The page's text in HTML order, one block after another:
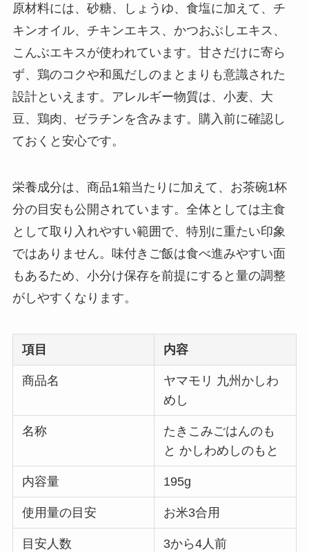
原材料には、砂糖、しょうゆ、食塩に加えて、チ
キンオイル、チキンエキス、かつおぶしエキス、
こんぶエキスが使われています。甘さだけに寄ら
ず、鶏のコクや和風だしのまとまりも意識された
設計といえます。アレルギー物質は、小麦、大
豆、鶏肉、ゼラチンを含みます。購入前に確認し
ておくと安心です。
栄養成分は、商品1箱当たりに加えて、お茶碗1杯
分の目安も公開されています。全体としては主食
として取り入れやすい範囲で、特別に重たい印象
ではありません。味付きご飯は食べ進みやすい面
もあるため、小分け保存を前提にすると量の調整
がしやすくなります。
項目 内容
商品名
ヤマモリ 九州かしわ
めし
名称
たきこみごはんのも
と かしわめしのもと
内容量 195g
使用量の目安 お米3合用
目安人数 3から4人前